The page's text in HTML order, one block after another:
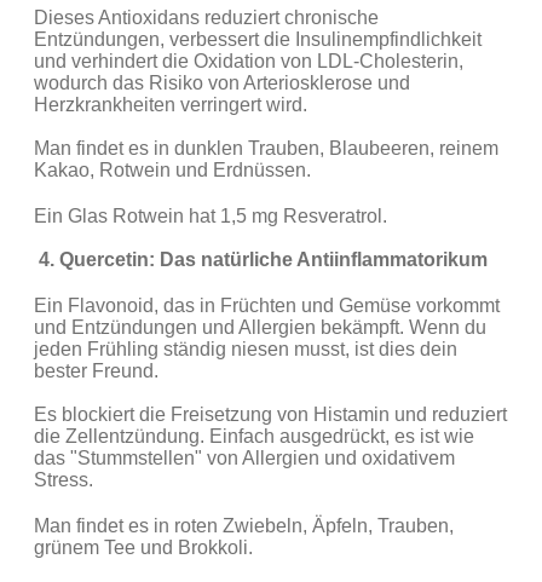
Dieses Antioxidans reduziert chronische
Entzündungen, verbessert die Insulinempfindlichkeit
und verhindert die Oxidation von LDL-Cholesterin,
wodurch das Risiko von Arteriosklerose und
Herzkrankheiten verringert wird.
Man findet es in dunklen Trauben, Blaubeeren, reinem
Kakao, Rotwein und Erdnüssen.
Ein Glas Rotwein hat 1,5 mg Resveratrol.
4. Quercetin: Das natürliche Antiinflammatorikum
Ein Flavonoid, das in Früchten und Gemüse vorkommt
und Entzündungen und Allergien bekämpft. Wenn du
jeden Frühling ständig niesen musst, ist dies dein
bester Freund.
Es blockiert die Freisetzung von Histamin und reduziert
die Zellentzündung. Einfach ausgedrückt, es ist wie
das "Stummstellen" von Allergien und oxidativem
Stress.
Man findet es in roten Zwiebeln, Äpfeln, Trauben,
grünem Tee und Brokkoli.